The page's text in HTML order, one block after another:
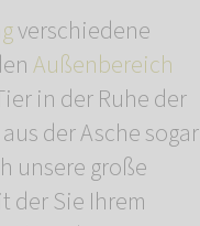
verschiedene
Außenbereich
in der Ruhe der
der Asche sogar
unsere große
der Sie Ihrem